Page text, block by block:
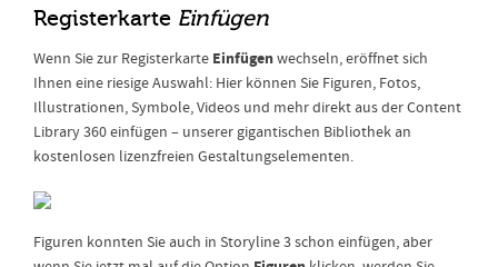
Registerkarte Einfügen
Wenn Sie zur Registerkarte Einfügenwechseln, eröffnet sich
Ihnen eine riesige Auswahl: Hier können Sie Figuren, Fotos,
Illustrationen, Symbole, Videos und mehr direkt aus der Content
Library 360 einfügen – unserer gigantischen Bibliothek an
kostenlosen lizenzfreien Gestaltungselementen.
Figuren konnten Sie auch in Storyline 3 schon einfügen, aber